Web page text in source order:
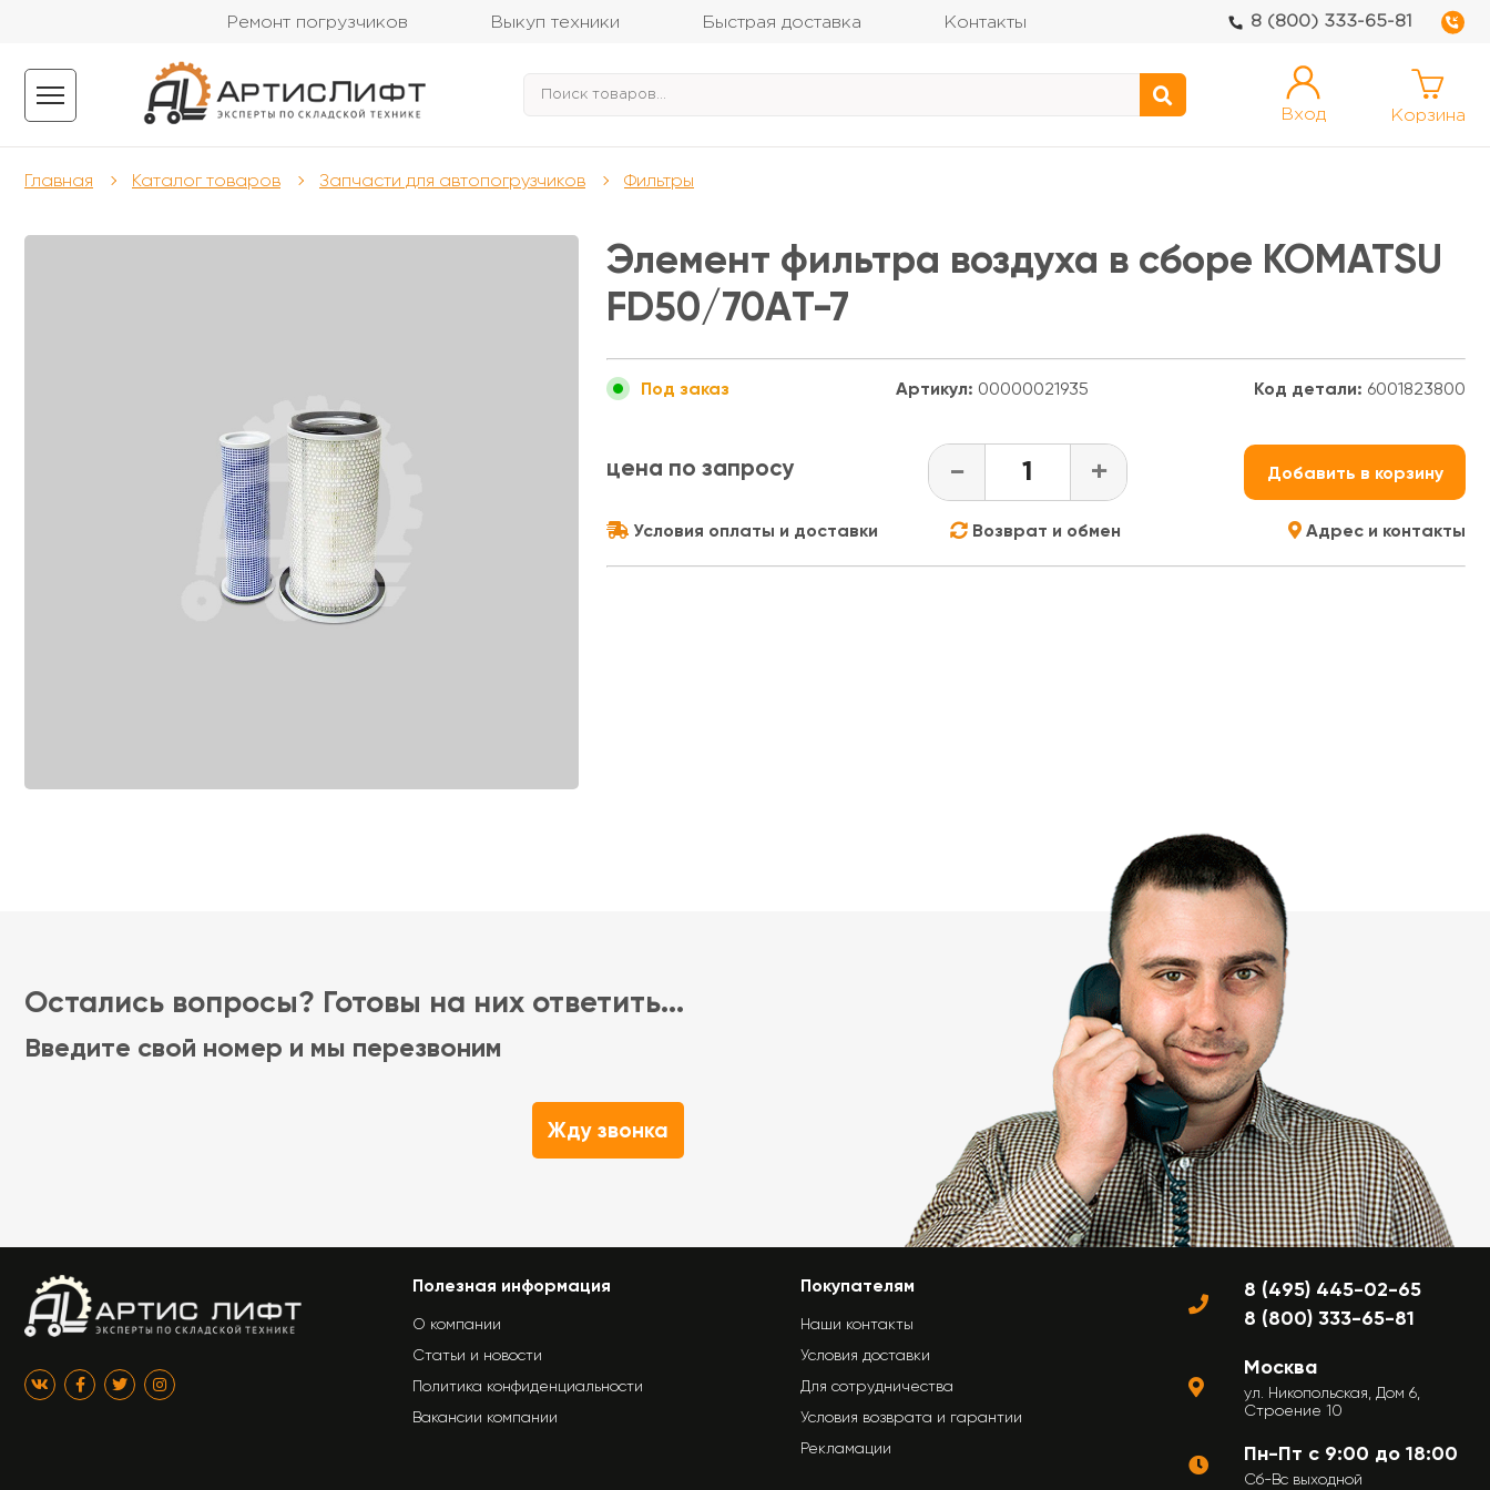
Ремонт погрузчиков Выкуп техники Быстрая доставка Контакты 8 (800) 333-65-81
Вход Корзина
Главная Каталог товаров Запчасти для автопогрузчиков Фильтры
Элемент фильтра воздуха в сборе KOMATSU
FD50/70АT-7
Под заказ Артикул: 00000021935 Код детали: 6001823800
цена по запросу - + Добавить в корзину
Условия оплаты и доставки Возврат и обмен Адрес и контакты
Остались вопросы? Готовы на них ответить...
Введите свой номер и мы перезвоним
Жду звонка
Полезная информация
О компании
Статьи и новости
Политика конфиденциальности
Вакансии компании
Покупателям
Наши контакты
Условия доставки
Для сотрудничества
Условия возврата и гарантии
Рекламации
8 (495) 445-02-65
8 (800) 333-65-81
Москва
ул. Никопольская, Дом 6,
Строение 10
Пн-Пт с 9:00 до 18:00
Сб-Вс выходной